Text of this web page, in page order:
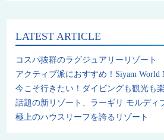
LATEST ARTICLE
コスパ抜群のラグジュアリーリゾート
アクティブ派におすすめ！Siyam World
今こそ行きたい！ダイビングも観光も
話題の新リゾート、ラーギリ モルデ
極上のハウスリーフを誇るリゾート